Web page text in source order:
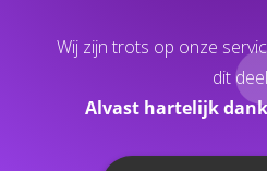
Wij zijn trots op onze
dit
Alvast hartelijk